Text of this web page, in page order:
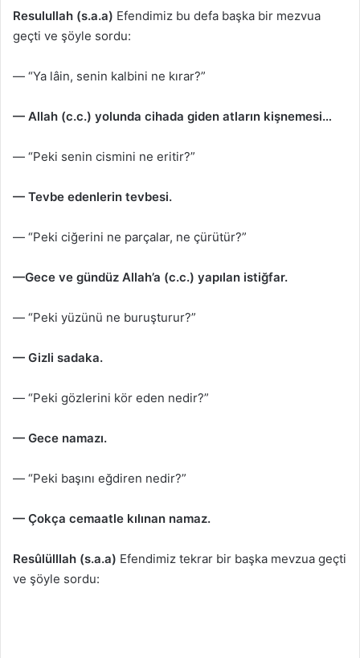
Resulullah (s.a.a) Efendimiz bu defa başka bir mezvua
geçti ve şöyle sordu:
— “Ya lâin, senin kalbini ne kırar?”
— Allah (c.c.) yolunda cihada giden atların kişnemesi…
— “Peki senin cismini ne eritir?”
— Tevbe edenlerin tevbesi.
— “Peki ciğerini ne parçalar, ne çürütür?”
—Gece ve gündüz Allah’a (c.c.) yapılan istiğfar.
— “Peki yüzünü ne buruşturur?”
— Gizli sadaka.
— “Peki gözlerini kör eden nedir?”
— Gece namazı.
— “Peki başını eğdiren nedir?”
— Çokça cemaatle kılınan namaz.
Resûlülllah (s.a.a) Efendimiz tekrar bir başka mevzua geçti
ve şöyle sordu: